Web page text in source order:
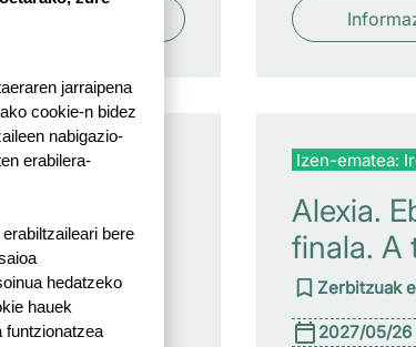
Irekita Izen-ematea:
Alexia.
finala. A
Zerbitzuak
2027/05/26
jarraipena
cookie-n bidez
nabigazio-
erabilera-
bere
hedatzeko
hauek
funtzionatzea